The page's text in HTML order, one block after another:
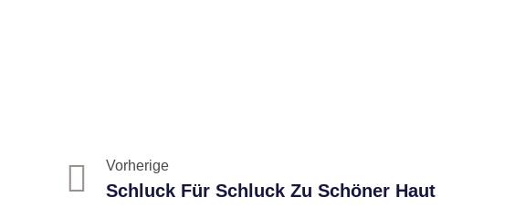
Vorherige
Schluck Für Schluck Zu Schöner Haut